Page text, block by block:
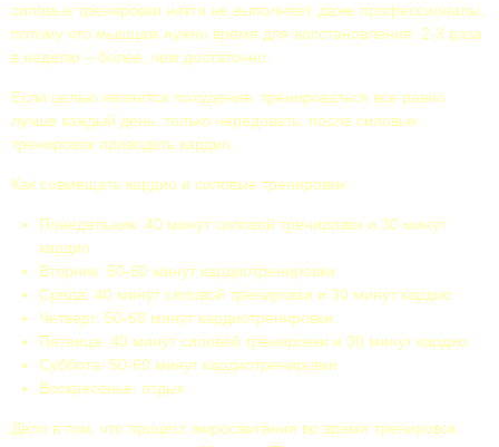
силовые тренировки никто не выполняет, даже профессионалы,
потому что мышцам нужно время для восстановления. 2-3 раза
в неделю – более, чем достаточно.
Если целью является похудение, тренироваться все равно
лучше каждый день, только чередовать: после силовых
тренировок проводить кардио.
Как совмещать кардио и силовые тренировки:
Понедельник: 40 минут силовой тренировки и 30 минут
кардио
Вторник: 50-60 минут кардиотренировки
Среда: 40 минут силовой тренировки и 30 минут кардио
Четверг: 50-60 минут кардиотренировки
Пятница: 40 минут силовой тренировки и 30 минут кардио
Суббота: 50-60 минут кардиотренировки
Воскресенье: отдых
Дело в том, что процесс жиросжигания во время тренировок